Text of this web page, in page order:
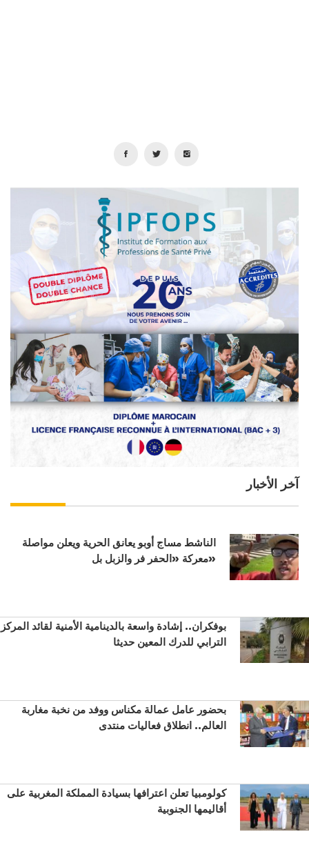
آخر الأخبار
الناشط مساج أوبو يعانق الحرية ويعلن مواصلة
معركة «الحفر فر والزبل بل»
بوفكران.. إشادة واسعة بالدينامية الأمنية لقائد المركز
الترابي للدرك المعين حديثا
بحضور عامل عمالة مكناس ووفد من نخبة مغاربة
العالم.. انطلاق فعاليات منتدى
كولومبيا تعلن اعترافها بسيادة المملكة المغربية على
أقاليمها الجنوبية